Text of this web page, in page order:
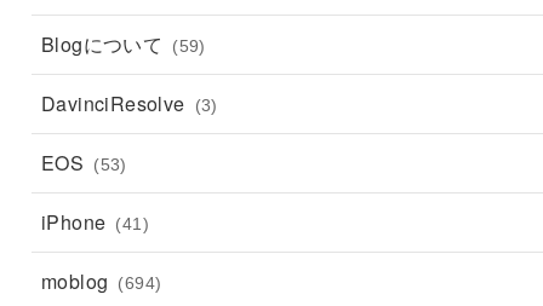
Blogについて (59)
DavinciResolve (3)
EOS (53)
iPhone (41)
moblog (694)